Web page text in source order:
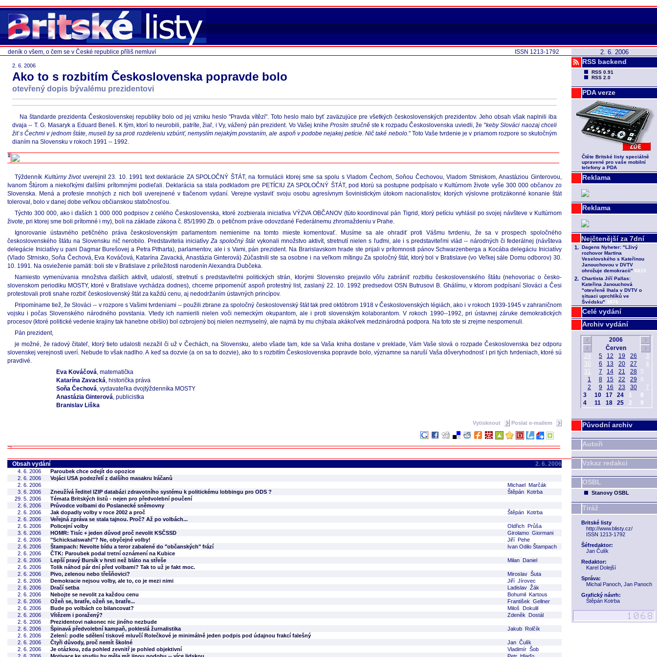
2. 6. 2006
RSS backend
RSS 0.91
RSS 2.0
PDA verze
Čtěte Britské listy speciálně
upravené pro vaše mobilní
telefony a PDA
Reklama
Reklama
Celé vydání
Archiv vydání
Původní archiv
Autoři
Vzkaz redakci
OSBL
Stanovy OSBL
Tiráž
Britské listy
http://www.blisty.cz/
ISSN 1213-1792
Šéfredaktor:
Jan Čulík
Redaktor:
Karel Dolejší
Správa:
Michal Panoch, Jan Panoch
Grafický návrh:
Štěpán Kotrba
ISSN 1213-1792
deník o všem, o čem se v České republice příliš nemluví
2. 6. 2006
Ako to s rozbitím Československa popravde bolo
otevřený dopis bývalému prezidentovi
Na štandarde prezidenta Československej republiky bolo od jej vzniku heslo "Pravda vítězí". Toto heslo malo byť zaväzujúce pre všetkých československých prezidentov. Jeho obsah však naplnili iba
dvaja -- T. G. Masaryk a Eduard Beneš. K tým, ktorí to neurobili, patríte, žiaľ, i Vy, vážený pán prezident. Vo Vašej kniheProsím stručněste k rozpadu Československa uviedli, že "keby Slováci naozaj chceli
žiť s Čechmi v jednom štáte, museli by sa proti rozdeleniu vzbúriť, nemyslím nejakým povstaním, ale aspoň v podobe nejakej petície. Nič také nebolo." Toto Vaše tvrdenie je v priamom rozpore so skutočným
dianím na Slovensku v rokoch 1991 -- 1992.
Týždenník Kultúrny životuverejnil 23. 10. 1991 text deklarácie ZA SPOLOČNÝ ŠTÁT, na formulácii ktorej sme sa spolu s Vladom Čechom, Soňou Čechovou, Vladom Strniskom, Anastáziou Ginterovou,
Ivanom Štúrom a niekoľkými ďalšími prítomnými podieľali. Deklarácia sa stala podkladom pre PETÍCIU ZA SPOLOČNÝ ŠTÁT, pod ktorú sa postupne podpísalo v Kultúrnom živote vyše 300 000 občanov zo
Slovenska. Mená a profesie mnohých z nich boli uverejnené v tlačenom vydaní. Verejne vystaviť svoju osobu agresívnym šovinistickým útokom nacionalistov, ktorých výslovne protizákonné konanie štát
toleroval, bolo v danej dobe veľkou občianskou statočnosťou.
Týchto 300 000, ako i ďaších 1 000 000 podpisov z celého Československa, ktoré zozbierala iniciatíva VÝZVA OBČANOV (túto koordinoval pán Tigrid, ktorý petíciu vyhlásil po svojej návšteve v Kultúrnom
živote, pri ktorej sme boli prítomné i my), boli na základe zákona č. 85/1990 Zb. o petičnom práve odovzdané Federálnemu zhromaždeniu v Prahe.
Ignorovanie ústavného petičného práva československým parlamentom nemienime na tomto mieste komentovať. Musíme sa ale ohradiť proti Vášmu tvrdeniu, že sa v prospech spoločného
československého štátu na Slovensku nič nerobilo. Predstavitelia iniciatívyZa spoločný štátvykonali množstvo aktivít, stretnutí nielen s ľuďmi, ale i s predstaviteľmi vlád -- národných či federálnej (návšteva
delegácie Iniciatívy u pani Dagmar Burešovej a Petra Pitharta), parlamentov, ale i s Vami, pán prezident. Na Brarislavskom hrade ste prijali v prítomnosti pánov Schwarzenberga a Kocába delegáciu Iniciatívy
(Vlado Strnisko, Soňa Čechová, Eva Kováčová, Katarína Zavacká, Anastázia Ginterová) Zúčastnili ste sa osobne i na veľkom mítingu Za spoločný štát, ktorý bol v Bratislave (vo Veľkej sále Domu odborov) 30.
10. 1991. Na osvieženie pamäti: boli ste v Bratislave z príležitosti narodenín Alexandra Dubčeka.
Namiesto vymenúvania množstva ďalších aktivít, udalostí, stretnutí s predstaviteľmi politických strán, ktorými Slovensko prejavilo vôľu zabrániť rozbitiu československého štátu (nehovoriac o česko-
slovenskom periodiku MOSTY, ktoré v Bratislave vychádza dodnes), chceme pripomenúť aspoň protestný list, zaslaný 22. 10. 1992 predsedovi OSN Butrusovi B. Ghálímu, v ktorom podpísaní Slováci a Česi
protestovali proti snahe rozbiť československý štát za každú cenu, aj nedodržaním ústavných princípov.
Pripomíname tiež, že Slováci -- v rozpore s Vašimi tvrdeniami -- použili zbrane za spoločný československý štát tak pred októbrom 1918 v Československých légiách, ako i v rokoch 1939-1945 v zahraničnom
vojsku i počas Slovenského národného povstania. Vtedy ich namierili nielen voči nemeckým okupantom, ale i proti slovenským kolaborantom. V rokoch 1990--1992, pri ústavnej záruke demokratických
procesov (ktoré politické vedenie krajiny tak hanebne obišlo) bol ozbrojený boj nielen nezmyselný, ale najmä by mu chýbala akákoľvek medzinárodná podpora. Na toto ste si zrejme nespomenuli.
Pán prezident,
je možné, že radový čitateľ, ktorý tieto udalosti nezažil či už v Čechách, na Slovensku, alebo všade tam, kde sa Vaša kniha dostane v preklade, Vám Vaše slová o rozpade Československa bez odporu
slovenskej verejnosti uverí. Nebude to však nadlho. A keď sa dozvie (a on sa to dozvie), ako to s rozbitím Československa popravde bolo, významne sa naruší Vaša dôveryhodnosť i pri tých tvrdeniach, ktoré sú
pravdivé.
Eva Kováčová, matematička
Katarína Zavacká, historička práva
Soňa Čechová, vydavateľka dvojtýždenníka MOSTY
Anastázia Ginterová, publicistka
Branislav Liška
Vytisknout Poslat e-mailem
Obsah vydání 2. 6. 2006
4. 6. 2006
Paroubek chce odejít do opozice
2. 6. 2006
Vojáci USA podezřelí z dalšího masakru Iráčanů
2. 6. 2006
Michael Marčák
3. 6. 2006
Zneužívá ředitel IZIP databázi zdravotního systému k politickému lobbingu pro ODS ?
Štěpán Kotrba
29. 5. 2006
Témata Britských listů - nejen pro předvolební poučení
2. 6. 2006
Průvodce volbami do Poslanecké sněmovny
2. 6. 2006
Jak dopadly volby v roce 2002 a proč
Štěpán Kotrba
2. 6. 2006
Veřejná zpráva se stala tajnou. Proč? Až po volbách...
2. 6. 2006
Policejní volby
Oldřich Průša
3. 6. 2006
HOMR: Tisíc + jeden důvod proč nevolit KSČSSD
Girolamo Giormani
2. 6. 2006
"Schicksalswahl"? Ne, obyčejné volby!
Jiří Pehe
2. 6. 2006
Štampach: Nevolte bídu a teror zabalené do "občanských" frází
Ivan Odilo Štampach
2. 6. 2006
ČTK: Paroubek podal tretní oznámení na Kubice
2. 6. 2006
Lepší pravý Bursík v hrsti než bláto na střeše
Milan Daniel
2. 6. 2006
Tolik náhod pár dní před volbami? Tak to už je fakt moc.
2. 6. 2006
Pivo, zelenou nebo třešňovici?
Miroslav Šuta
2. 6. 2006
Demokracie nejsou volby, ale to, co je mezi nimi
Jiří Jírovec
2. 6. 2006
Dračí setba
Ladislav Žák
2. 6. 2006
Nebojte se nevolit za každou cenu
Bohumil Kartous
2. 6. 2006
Ožeň se, bratře, ožeň se, bratře...
František Gellner
2. 6. 2006
Bude po volbách co bilancovat?
Miloš Dokulil
2. 6. 2006
Vítězem i poražený?
Zdeněk Dostál
2. 6. 2006
Prezidentovi nakonec nic jiného nezbude
2. 6. 2006
Špinavá předvolební kampaň, pokleslá žurnalistika
Jakub Rolčík
2. 6. 2006
Zelení: podle sdělení tiskové mluvčí Rolečkové je minimálně jeden podpis pod údajnou frakcí falešný
2. 6. 2006
Čtyři důvody, proč nemít školné
Jan Čulík
2. 6. 2006
Je otázkou, zda pohled zevnitř je pohled objektivní
Vladimír Šob